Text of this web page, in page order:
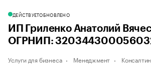
ДЕЙСТВУЕТОБНОВЛЕНО
ИП Гриленко Анатолий
ОГРНИП:
Услуги для бизнеса Менеджмент